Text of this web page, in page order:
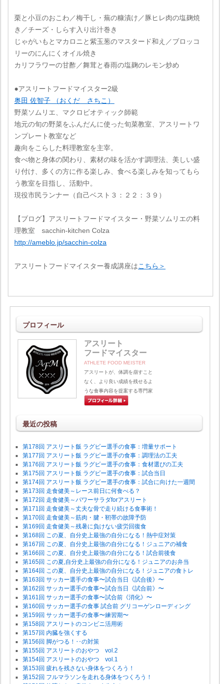
栗と小豆のおこわ／梅干し・蕪の糠漬け／豚ヒレ肉の塩麹焼
き／チーズ・しらす入り出汁巻き
じゃがいもとマカロニと紫玉葱のマスタード和え／ブロッコ
リーのにんにくオイル焼き
カリフラワーの甘酢／舞茸と春雨の塩麹のレモン炒め
●アスリートフードマイスター2級
奥田 佐智子 （おくだ さちこ）
野菜ソムリエ、マクロビオティック師範
地元の旬の野菜をふんだんに使った旬菜教室、アスリートワ
ンプレート教室など
趣向をこらした料理教室を主宰。
食べ物と身体の関わり、素材の味を活かす調理法、美しい盛
り付け、多くの方に作る楽しみ、食べる楽しみを知ってもら
う教室を目指し、活動中。
現役市民ランナー（自己ベスト３：２２：３９）
【ブログ】アスリートフードマイスター・野菜ソムリエの料
理教室 sacchin-kitchen Colza
http://ameblo.jp/sacchin-colza
アスリートフードマイスター養成講座はこちら＞
プロフィール
アスリート
フードマイスター
ATHLETE FOOD MEISTER
アスリートが、体調を崩すこと
なく、より良い成績を残せるよ
うな食事内容を提案する専門家
最近の投稿
第178回 アスリート飯 ラグビー選手の食事：増量サポート
第177回 アスリート飯 ラグビー選手の食事：調理法の工夫
第176回 アスリート飯 ラグビー選手の食事：食材選びの工夫
第175回 アスリート飯 ラグビー選手の食事：試合当日
第174回 アスリート飯 ラグビー選手の食事：試合に向けた一週間
第173回 走食健美～レース前日に何食べる？
第172回 走食健美～パワーサラダforアスリート
第171回 走食健美～丈夫な骨で走り続ける食事術！
第170回 走食健美～筋肉・腱・靭帯の故障予防
第169回 走食健美～残暑に負けない疲労回復食
第168回 この夏、自分史上最強の自分になる！熱中症対策
第167回 この夏、自分史上最強の自分になる！ジュニアの補食
第166回 この夏、自分史上最強の自分になる！試合前後食
第165回 この夏,自分史上最強の自分になる！ジュニアのお弁当
第164回 この夏、自分史上最強の自分になる！ジュニアの食トレ
第163回 サッカー選手の食事〜試合当日《試合後》〜
第162回 サッカー選手の食事〜試合当日《試合前》〜
第161回 サッカー選手の食事〜試合前《消化》〜
第160回 サッカー選手の食事 試合前 グリコーゲンローディング
第159回 サッカー選手の食事〜練習期〜
第158回 アスリートのコンビニ活用術
第157回 内臓を強くする
第156回 脚がつる！‥の対策
第155回 アスリートのおやつ vol.2
第154回 アスリートのおやつ vol.1
第153回 疲れを残さない身体をつくろう！
第152回 フルマラソンを走れる身体をつくろう！